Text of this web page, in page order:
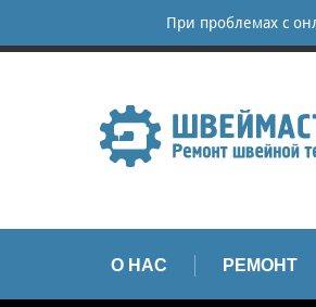
При проблемах с
О НАС РЕМОНТ